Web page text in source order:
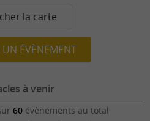
la carte
UN ÉVÈNEMENT
à venir
60évènements au total